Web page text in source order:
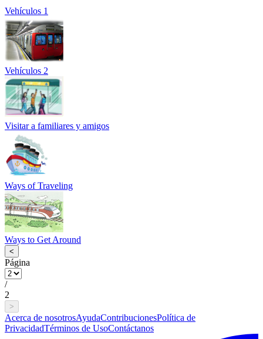
Vehículos 1
Vehículos 2
Visitar a familiares y amigos
Ways of Traveling
Ways to Get Around
<
Página
/
2
>
Acerca de nosotrosAyudaContribucionesPolítica de
PrivacidadTérminos de UsoContáctanos